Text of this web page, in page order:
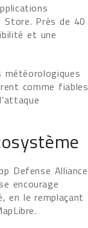
Store. Près de 40
et une
comme fiables
Defense Alliance
encourage
en le remplaçant